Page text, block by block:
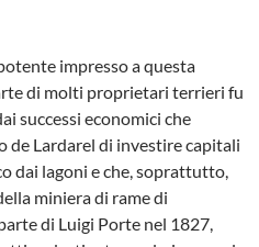
impres­so a questa
di molti proprietari terrieri fu
successi economici che
de Lardarel di inve­stire capitali
dai lagoni e che, soprattutto,
miniera di rame di
di Luigi Porte nel 1827,